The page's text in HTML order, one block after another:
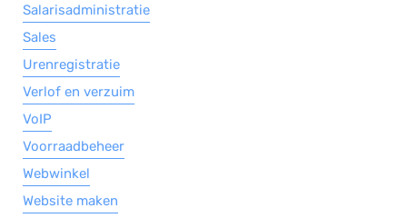
Salarisadministratie
Sales
Urenregistratie
Verlof en verzuim
VoIP
Voorraadbeheer
Webwinkel
Website maken